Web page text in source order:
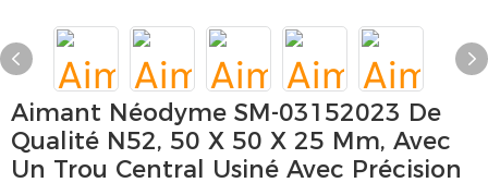
Aimant Néodyme SM-03152023 De
Qualité N52, 50 X 50 X 25 Mm, Avec
Un Trou Central Usiné Avec Précision